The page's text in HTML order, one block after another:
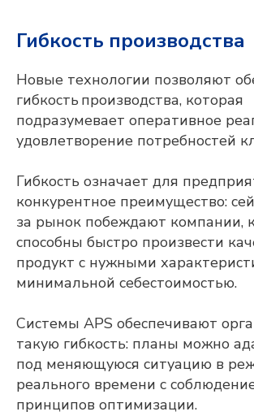
Гибкость производства
Новые технологии позволяют
гибкость производства, которая
подразумевает оперативное
удовлетворение потребностей
Гибкость означает для
конкурентное преимущество:
за рынок побеждают компании,
способны быстро произвести
продукт с нужными
минимальной себестоимостью.
Системы APS обеспечивают
такую гибкость: планы можно
под меняющуюся ситуацию в
реального времени с
принципов оптимизации.
Мы готовы оперативно ответить на
вопросы, отправить презентационные
с нашими экспертами и сделать
предварительный расчёт стоимости
проекта для вашего предприятия.
ФАМИЛИЯ, ИМЯ, ОТЧЕСТВО
ЭЛЕКТРОННАЯ ПОЧТА
КОНТАКТНЫЙ НОМЕР ТЕЛЕФОНА
ГОРОД